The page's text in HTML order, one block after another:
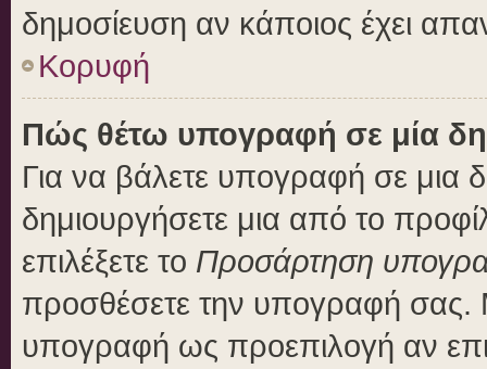
δημοσίευση αν κάποιος έχει
Κορυφή
Πώς θέτω υπογραφή σε μία
Για να βάλετε υπογραφή σε μια
δημιουργήσετε μια από το
επιλέξετε το Προσάρτηση
προσθέσετε την υπογραφή σας.
υπογραφή ως προεπιλογή αν